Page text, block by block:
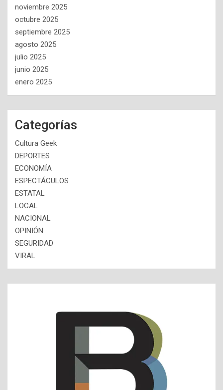
noviembre 2025
octubre 2025
septiembre 2025
agosto 2025
julio 2025
junio 2025
enero 2025
Categorías
Cultura Geek
DEPORTES
ECONOMÍA
ESPECTÁCULOS
ESTATAL
LOCAL
NACIONAL
OPINIÓN
SEGURIDAD
VIRAL